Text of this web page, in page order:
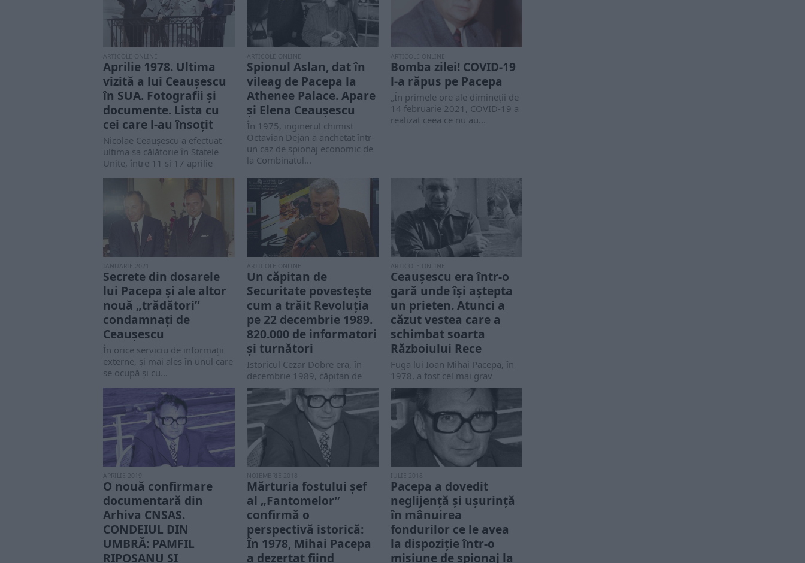
ARTICOLE ONLINE
Aprilie 1978. Ultima
vizită a lui Ceaușescu
în SUA. Fotografii și
documente. Lista cu
cei care l-au însoțit
Nicolae Ceaușescu a efectuat
ultima sa călătorie în Statele
Unite, între 11 şi 17 aprilie
ARTICOLE ONLINE
Spionul Aslan, dat în
vileag de Pacepa la
Athenee Palace. Apare
şi Elena Ceauşescu
În 1975, inginerul chimist
Octavian Dejan a anchetat într-
un caz de spionaj economic de
la Combinatul...
ARTICOLE ONLINE
Bomba zilei! COVID-19
l-a răpus pe Pacepa
„În primele ore ale dimineții de
14 februarie 2021, COVID-19 a
realizat ceea ce nu au...
IANUARIE 2021
Secrete din dosarele
lui Pacepa și ale altor
nouă „trădători”
condamnați de
Ceaușescu
În orice serviciu de informaţii
externe, şi mai ales în unul care
se ocupă şi cu...
ARTICOLE ONLINE
Un căpitan de
Securitate povestește
cum a trăit Revoluția
pe 22 decembrie 1989.
820.000 de informatori
și turnători
Istoricul Cezar Dobre era, în
decembrie 1989, căpitan de
Securitate în Consiliul Politic al
Ministerului de...
ARTICOLE ONLINE
Ceaușescu era într-o
gară unde își aștepta
un prieten. Atunci a
căzut vestea care a
schimbat soarta
Războiului Rece
Fuga lui Ioan Mihai Pacepa, în
1978, a fost cel mai grav
incident din lumea serviciilor...
APRILIE 2019
O nouă confirmare
documentară din
Arhiva CNSAS.
CONDEIUL DIN
UMBRĂ: PAMFIL
RIPOȘANU ȘI
NOIEMBRIE 2018
Mărturia fostului șef
al „Fantomelor”
confirmă o
perspectivă istorică:
În 1978, Mihai Pacepa
a dezertat fiind
IULIE 2018
Pacepa a dovedit
neglijenţă şi uşurinţă
în mânuirea
fondurilor ce le avea
la dispoziţie într-o
misiune de spionaj la